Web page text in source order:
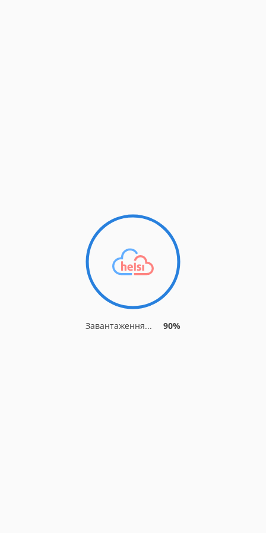
Завантаження... 90%